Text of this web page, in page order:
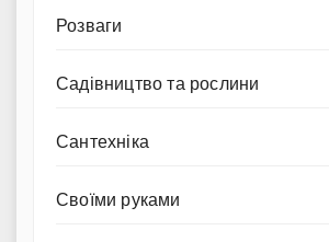
Розваги
Садівництво та рослини
Сантехніка
Своїми руками